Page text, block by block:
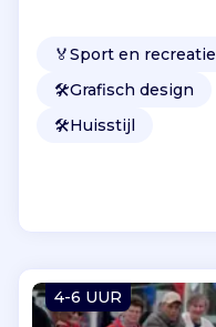
🏅Sport en recreatie
🛠️Grafisch design
🛠️Huisstijl
4-6 UUR